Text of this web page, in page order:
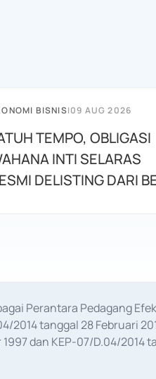
BISNIS|09 AUG 2026
TEMPO, OBLIGASI
INTI SELARAS
DELISTING DARI
Perantara Pedagang
2014 tanggal 28 Februari
dan KEP-07/D.04/